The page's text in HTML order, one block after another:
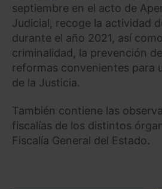
septiembre en el acto de
Judicial, recoge la actividad
durante el año 2021, así
criminalidad, la prevención
reformas convenientes para
de la Justicia.
También contiene las
fiscalías de los distintos
Fiscalía General del Estado.